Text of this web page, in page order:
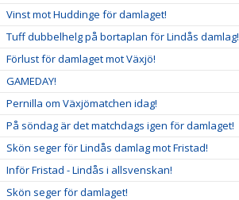
Vinst mot Huddinge för damlaget!
Tuff dubbelhelg på bortaplan för Lindås damlag!
Förlust för damlaget mot Växjö!
GAMEDAY!
Pernilla om Växjömatchen idag!
På söndag är det matchdags igen för damlaget!
Skön seger för Lindås damlag mot Fristad!
Inför Fristad - Lindås i allsvenskan!
Skön seger för damlaget!